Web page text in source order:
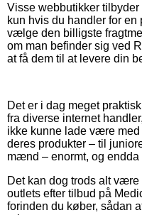
Visse webbutikker
kun hvis du handler for
vælge den billigste
om man befinder sig ved
at få dem til at levere din
Det er i dag meget
fra diverse internet
ikke kunne lade være
deres produkter – til
mænd – enormt, og
Det kan dog trods alt
outlets efter tilbud på
forinden du køber, sådan